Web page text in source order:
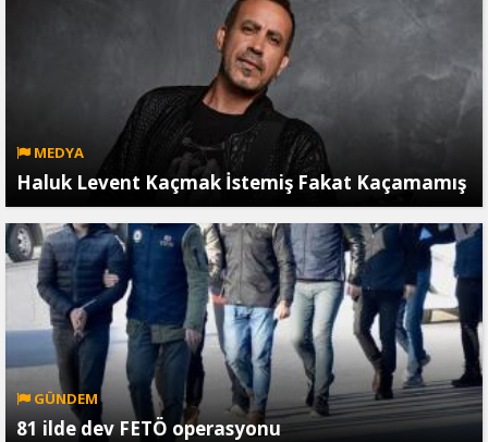
MEDYA
Haluk Levent Kaçmak İstemiş Fakat Kaçamamış
GÜNDEM
81 ilde dev FETÖ operasyonu